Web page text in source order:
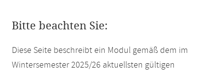
Bitte beachten Sie:
Diese Seite beschreibt ein Modul gemäß dem im
Wintersemester 2025/26 aktuellsten gültigen